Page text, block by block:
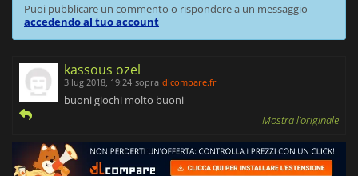
Puoi pubblicare un commento o rispondere a un messaggio
accedendo al tuo account
kassous ozel
3 lug 2018, 19:24 sopra dlcompare.fr
buoni giochi molto buoni
Mostra l'originale